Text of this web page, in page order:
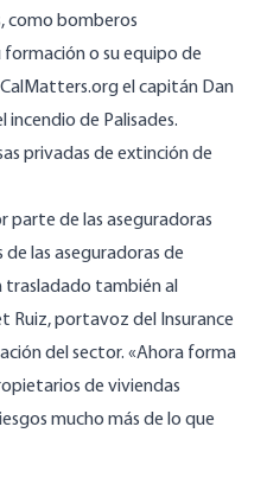
como bomberos
o su equipo de
el capitán Dan
incendio de Palisades.
privadas de extinción de
parte de las aseguradoras
las aseguradoras de
trasladado también al
Ruiz, portavoz del Insurance
del sector. «Ahora forma
de viviendas
mucho más de lo que